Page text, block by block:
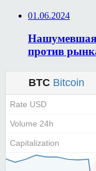
01.06.2024
Нашумевшая
против